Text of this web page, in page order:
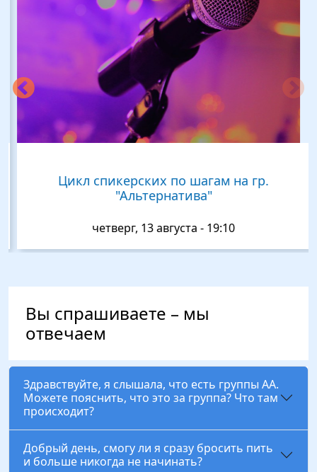
Цикл спикерских по шагам на гр.
"Альтернатива"
четверг, 13 августа - 19:10
Вы спрашиваете – мы
отвечаем
Здравствуйте, я слышала, что есть группы АА.
Можете пояснить, что это за группа? Что там
происходит?
Добрый день, смогу ли я сразу бросить пить
и больше никогда не начинать?